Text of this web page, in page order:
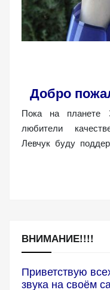
Добро
Пока на планете
любители
Левчук буду
ВНИМАНИЕ!!!!
Приветствую
звука на своём
(Яндекс.Метрика).
Анонимно, без
персональных
Маркетинговые
(реклама)
Яндекс.Директ:
реклама на основе
сайта, вы повышаете
вероятность
персонализированного
контента и